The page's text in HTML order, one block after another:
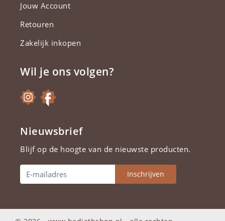
Jouw Account
Retouren
Zakelijk inkopen
Wil je ons volgen?
Nieuwsbrief
Blijf op de hoogte van de nieuwste producten.
Inschrijven